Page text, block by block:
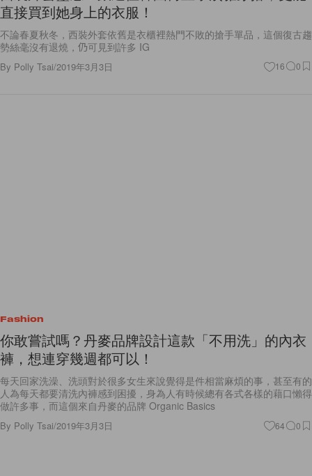
不論春夏秋冬，西裝外套依舊是衣櫃裡熱門不敗的搶手單品，這個復古趨
ByPolly Tsai/2019年3月3日
你敢嘗試嗎？丹麥品牌設計這款「不用洗」的內衣
褲，想連穿幾週都可以！
每天回家洗澡、洗頭對於很多女生來說覺得是件相當麻煩的事，甚至有的
做許多事，而這個來自丹麥的品牌 Organic Basics
ByPolly Tsai/2019年3月3日